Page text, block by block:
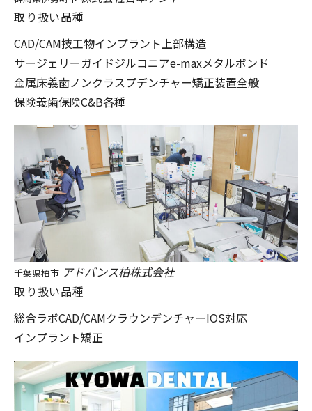
取り扱い品種
CAD/CAM技工物インプラント上部構造
サージェリーガイドジルコニアe-maxメタルボンド
金属床義歯ノンクラスプデンチャー矯正装置全般
保険義歯保険C&B各種
千葉県柏市 アドバンス柏株式会社
取り扱い品種
総合ラボCAD/CAMクラウンデンチャーIOS対応
インプラント矯正